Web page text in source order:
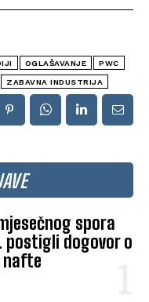
spora
postigli dogovor o
OGLAŠAVANJE PWC
ZABAVNA INDUSTRIJA